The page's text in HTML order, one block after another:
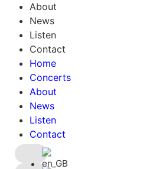
About
News
Listen
Contact
Home
Concerts
About
News
Listen
Contact